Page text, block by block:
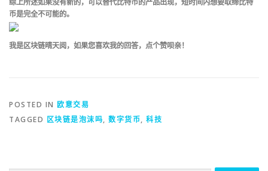
综上所述如果没有新的，可以替代比特币的产品出现，短时间内想要取缔比特
币是完全不可能的。
我是区块链晴天阅，如果您喜欢我的回答，点个赞呗亲！
POSTED IN 欧意交易
TAGGED 区块链是泡沫吗, 数字货币, 科技